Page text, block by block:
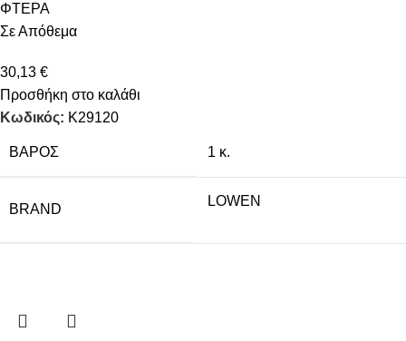
ΦΤΕΡΑ
Σε Απόθεμα
30,13 €
Προσθήκη στο καλάθι
Κωδικός: Κ29120
ΒΆΡΟΣ 1 κ.
BRAND
LOWEN